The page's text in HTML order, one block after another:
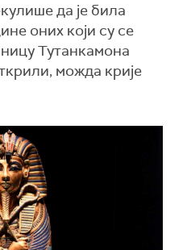
да је била
оних који су се
Тутанкамона
можда крије